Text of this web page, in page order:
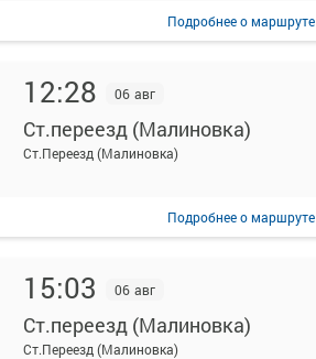
Подробнеео маршруте
12:28 06 авг
Ст.переезд (Малиновка)
Ст.Переезд (Малиновка)
Подробнеео маршруте
15:03 06 авг
Ст.переезд (Малиновка)
Ст.Переезд (Малиновка)